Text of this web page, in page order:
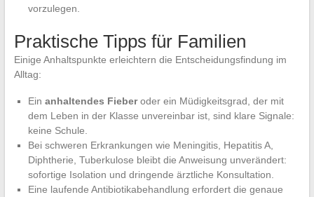
vorzulegen.
Praktische Tipps für Familien
Einige Anhaltspunkte erleichtern die Entscheidungsfindung im
Alltag:
Ein anhaltendes Fieberoder ein Müdigkeitsgrad, der mit
dem Leben in der Klasse unvereinbar ist, sind klare Signale:
keine Schule.
Bei schweren Erkrankungen wie Meningitis, Hepatitis A,
Diphtherie, Tuberkulose bleibt die Anweisung unverändert:
sofortige Isolation und dringende ärztliche Konsultation.
Eine laufende Antibiotikabehandlung erfordert die genaue